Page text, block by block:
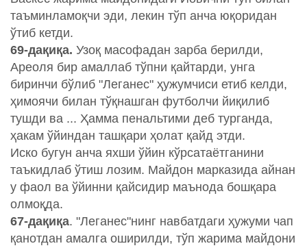
таъминламоқчи эди, лекин тўп анча юқоридан
ўтиб кетди.
69-дақиқа. Узоқ масофадан зарба берилди,
Ареоля бир амаллаб тўпни қайтарди, унга
биринчи бўлиб "Леганес" ҳужумчиси етиб келди,
ҳимоячи билан тўқнашган футболчи йиқилиб
тушди ва ... Ҳамма пенальтими деб турганда,
ҳакам ўйиндан ташқари ҳолат қайд этди.
Иско бугун анча яхши ўйин кўрсатаётганини
таъкидлаб ўтиш лозим. Майдон марказида айнан
у фаол ва ўйинни қайсидир маънода бошқара
олмоқда.
67-дақиқа. "Леганес"нинг навбатдаги ҳужуми чап
қанотдан амалга оширилди, тўп жарима майдони